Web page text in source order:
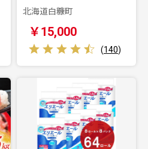
北海道白糠町
￥15,000
(140)